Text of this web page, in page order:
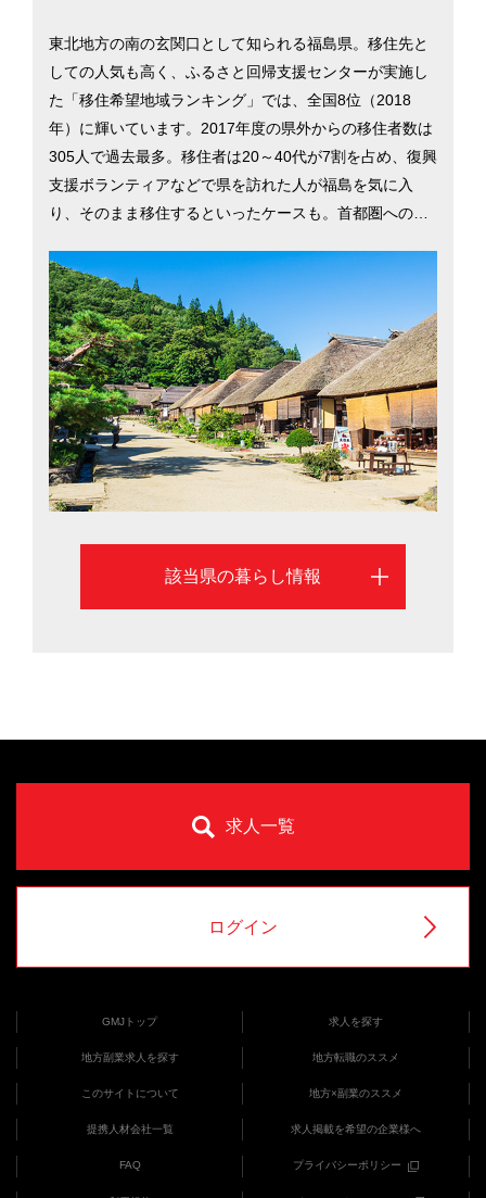
東北地方の南の玄関口として知られる福島県。移住先と
しての人気も高く、ふるさと回帰支援センターが実施し
た「移住希望地域ランキング」では、全国8位（2018
年）に輝いています。2017年度の県外からの移住者数は
305人で過去最多。移住者は20～40代が7割を占め、復興
支援ボランティアなどで県を訪れた人が福島を気に入
り、そのまま移住するといったケースも。首都圏へのア
分、さらに高速道路の整備も進んでいて車では約3時間の
距離です。
該当県の暮らし情報
求人一覧
ログイン
GMJトップ 求人を探す
地方副業求人を探す 地方転職のススメ
このサイトについて 地方×副業のススメ
提携人材会社一覧 求人掲載を希望の企業様へ
FAQ プライバシーポリシー